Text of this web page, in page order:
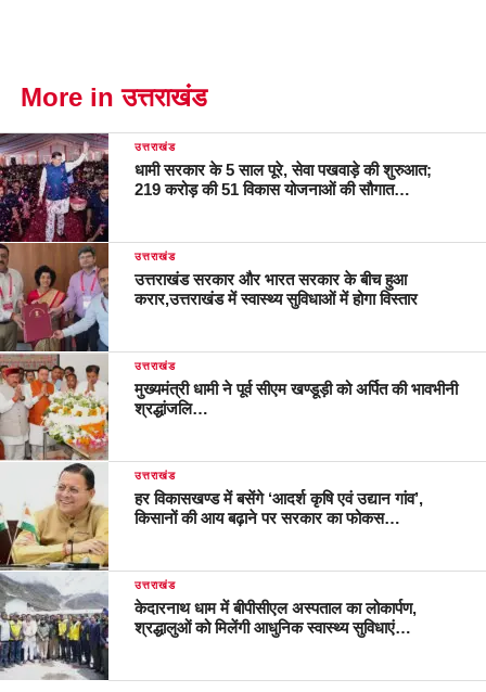
More in उत्तराखंड
उत्तराखंड
धामी सरकार के 5 साल पूरे, सेवा पखवाड़े की शुरुआत;
219 करोड़ की 51 विकास योजनाओं की सौगात…
उत्तराखंड
उत्तराखंड सरकार और भारत सरकार के बीच हुआ
करार,उत्तराखंड में स्वास्थ्य सुविधाओं में होगा विस्तार
उत्तराखंड
मुख्यमंत्री धामी ने पूर्व सीएम खण्डूड़ी को अर्पित की भावभीनी
श्रद्धांजलि…
उत्तराखंड
हर विकासखण्ड में बसेंगे ‘आदर्श कृषि एवं उद्यान गांव’,
किसानों की आय बढ़ाने पर सरकार का फोकस…
उत्तराखंड
केदारनाथ धाम में बीपीसीएल अस्पताल का लोकार्पण,
श्रद्धालुओं को मिलेंगी आधुनिक स्वास्थ्य सुविधाएं…